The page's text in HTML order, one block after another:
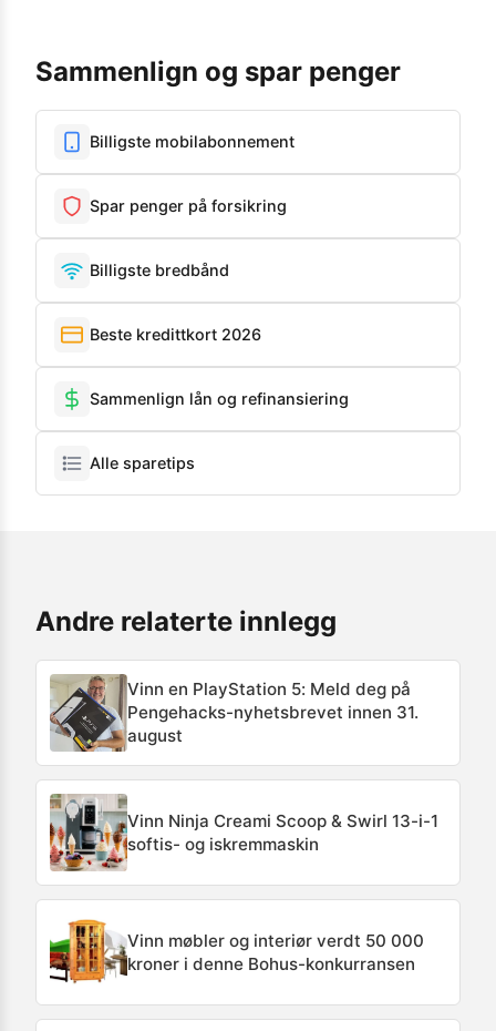
Sammenlign og spar penger
Billigste mobilabonnement
Spar penger på forsikring
Billigste bredbånd
Beste kredittkort 2026
Sammenlign lån og refinansiering
Alle sparetips
Andre relaterte innlegg
Vinn en PlayStation 5: Meld deg på
Pengehacks-nyhetsbrevet innen 31.
august
Vinn Ninja Creami Scoop & Swirl 13-i-1
softis- og iskremmaskin
Vinn møbler og interiør verdt 50 000
kroner i denne Bohus-konkurransen